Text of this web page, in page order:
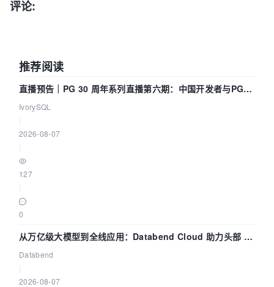
评论:
推荐阅读
直播预告｜PG 30 周年系列直播第六期：中国开发者与PG内
核——我们改得动吗？我们贡献了什么？
IvorySQL
2026-08-07
127
0
从万亿级大模型到全线应用：Databend Cloud 助力头部 AI
企业构建全链路 Trace 数据管道
Databend
2026-08-07